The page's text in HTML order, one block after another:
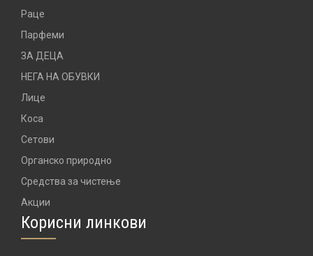
Раце
Парфеми
ЗА ДЕЦА
НЕГА НА ОБУВКИ
Лице
Коса
Сетови
Органско природно
Средства за чистење
Акции
Корисни линкови